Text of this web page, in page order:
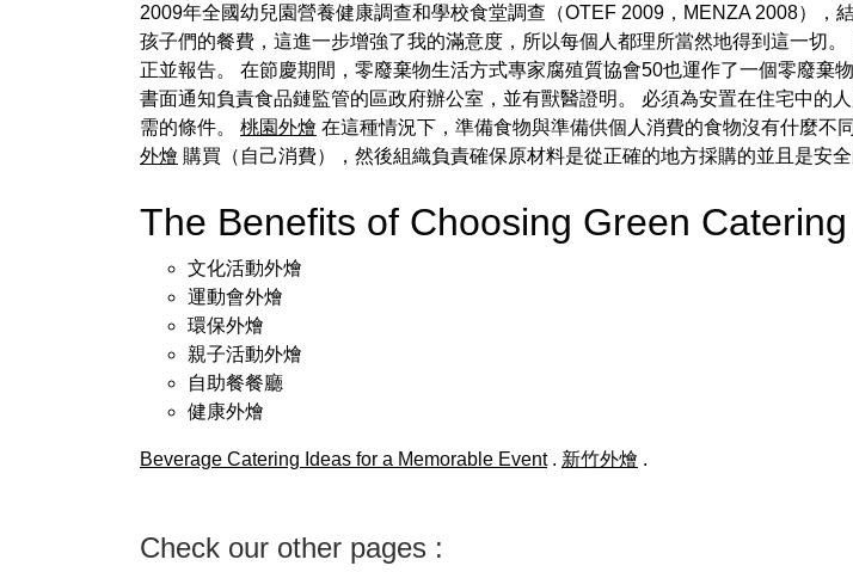
2009年全國幼兒園營養健康調查和學校食堂調查（OTEF 2009，MENZA 2008）
孩子們的餐費，這進一步增強了我的滿意度，所以每個人都理所當然地得到這一切
正並報告。 在節慶期間，零廢棄物生活方式專家腐殖質協會50也運作了一個零廢棄
書面通知負責食品鏈監管的區政府辦公室，並有獸醫證明。 必須為安置在住宅中的
需的條件。 桃園外燴 在這種情況下，準備食物與準備供個人消費的食物沒有什麼不
外燴 購買（自己消費），然後組織負責確保原材料是從正確的地方採購的並且是安全
The Benefits of Choosing Green
文化活動外燴
運動會外燴
環保外燴
親子活動外燴
自助餐餐廳
健康外燴
Beverage Catering Ideas for a Memorable Event. 新竹外燴 .
Check our other pages :